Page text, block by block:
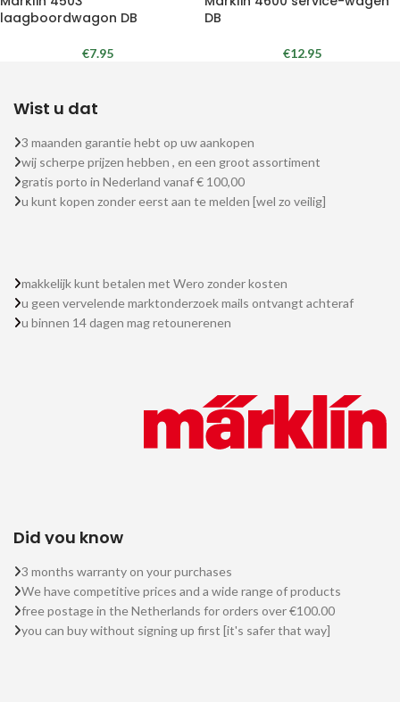
laagboordwagon DB
€7.95
DB
€12.95
Wist u dat
3 maanden garantie hebt op uw aankopen
wij scherpe prijzen hebben , en een groot assortiment
gratis porto in Nederland vanaf € 100,00
u kunt kopen zonder eerst aan te melden [wel zo veilig]
makkelijk kunt betalen met Wero zonder kosten
u geen vervelende marktonderzoek mails ontvangt achteraf
u binnen 14 dagen mag retounerenen
Did you know
3 months warranty on your purchases
We have competitive prices and a wide range of products
free postage in the Netherlands for orders over €100.00
you can buy without signing up first [it's safer that way]